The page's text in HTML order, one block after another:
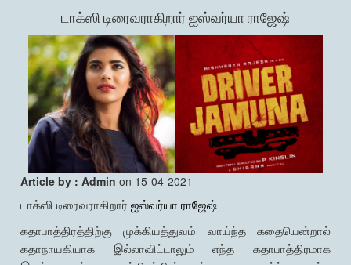
டாக்ஸி டிரைவராகிறார் ஐஸ்வர்யா ராஜேஷ்
Article by : Admin on 15-04-2021
டாக்ஸி டிரைவராகிறார்ஐஸ்வர்யா ராஜேஷ்
கதாபாத்திரத்திற்கு முக்கியத்துவம் வாய்ந்த கதையென்றால்
கதாநாயகியாக இல்லாவிட்டாலும் எந்த கதாபாத்திரமாக